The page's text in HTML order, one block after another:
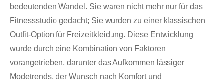
bedeutenden Wandel. Sie waren nicht mehr nur für das
Fitnessstudio gedacht; Sie wurden zu einer klassischen
Outfit-Option für Freizeitkleidung. Diese Entwicklung
wurde durch eine Kombination von Faktoren
vorangetrieben, darunter das Aufkommen lässiger
Modetrends, der Wunsch nach Komfort und